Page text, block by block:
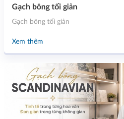
Gạch bông tối giản
Gạch bông tối giản
Xem thêm